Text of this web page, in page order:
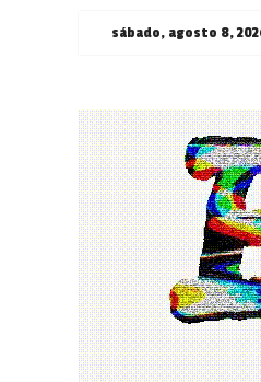
Saltarsábado, agosto 8,
¯\_(ツ
¯